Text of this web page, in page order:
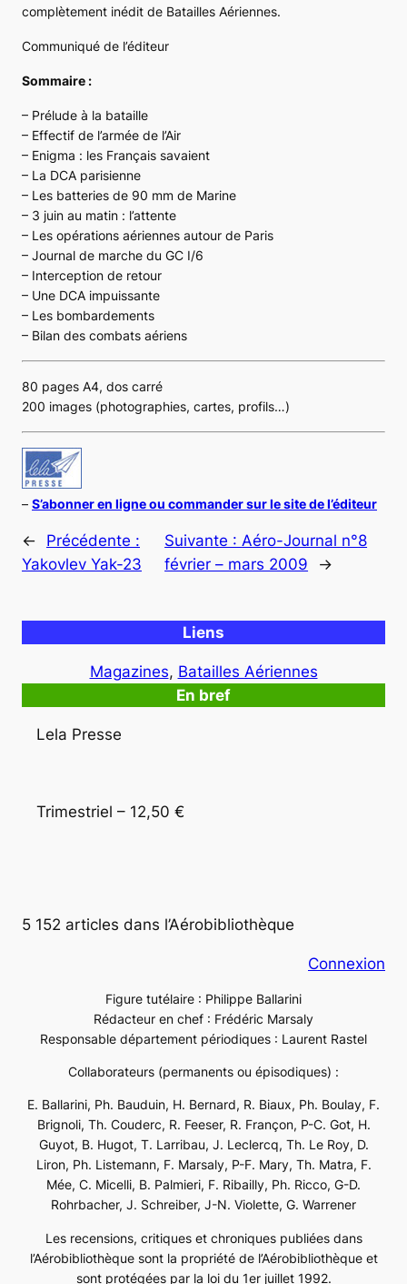
complètement inédit de Batailles Aériennes.
Communiqué de l’éditeur
Sommaire :
– Prélude à la bataille
– Effectif de l’armée de l’Air
– Enigma : les Français savaient
– La DCA parisienne
– Les batteries de 90 mm de Marine
– 3 juin au matin : l’attente
– Les opérations aériennes autour de Paris
– Journal de marche du GC I/6
– Interception de retour
– Une DCA impuissante
– Les bombardements
– Bilan des combats aériens
80 pages A4, dos carré
200 images (photographies, cartes, profils…)
– S’abonner en ligne ou commander sur le site de l’éditeur
←
Précédente :
Yakovlev Yak-23
Suivante : Aéro-Journal n°8
février – mars 2009
→
Liens
Magazines, Batailles Aériennes
En bref
Lela Presse
Trimestriel – 12,50 €
5 152 articles dans l’Aérobibliothèque
Connexion
Figure tutélaire : Philippe Ballarini
Rédacteur en chef : Frédéric Marsaly
Responsable département périodiques : Laurent Rastel
Collaborateurs (permanents ou épisodiques) :
E. Ballarini, Ph. Bauduin, H. Bernard, R. Biaux, Ph. Boulay, F.
Brignoli, Th. Couderc, R. Feeser, R. Françon, P-C. Got, H.
Guyot, B. Hugot, T. Larribau, J. Leclercq, Th. Le Roy, D.
Liron, Ph. Listemann, F. Marsaly, P-F. Mary, Th. Matra, F.
Mée, C. Micelli, B. Palmieri, F. Ribailly, Ph. Ricco, G-D.
Rohrbacher, J. Schreiber, J-N. Violette, G. Warrener
Les recensions, critiques et chroniques publiées dans
l’Aérobibliothèque sont la propriété de l’Aérobibliothèque et
sont protégées par la loi du 1er juillet 1992.